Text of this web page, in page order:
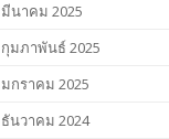
มีนาคม 2025
กุมภาพันธ์ 2025
มกราคม 2025
ธันวาคม 2024